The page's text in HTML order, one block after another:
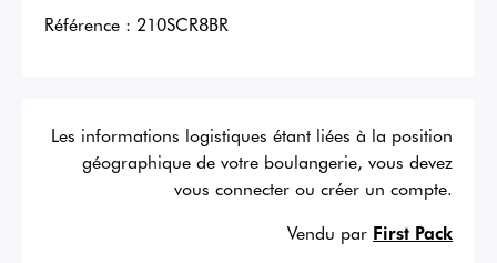
Référence : 210SCR8BR
Les informations logistiques étant liées à la position
géographique de votre boulangerie, vous devez
vous connecter ou créer un compte.
Vendu par First Pack